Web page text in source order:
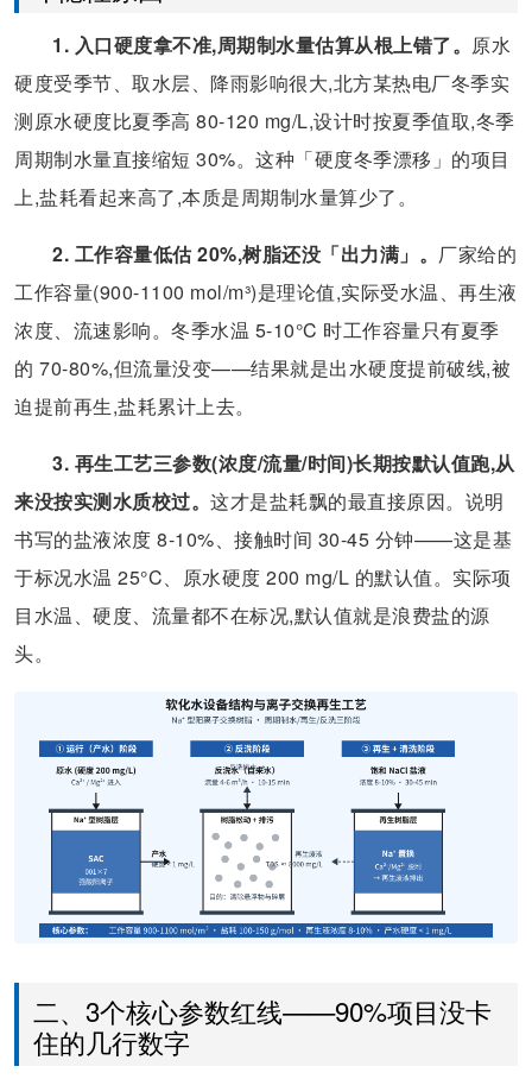
1. 入口硬度拿不准,周期制水量估算从根上错了。 原水
硬度受季节、取水层、降雨影响很大,北方某热电厂冬季实
测原水硬度比夏季高 80-120 mg/L,设计时按夏季值取,冬季
周期制水量直接缩短 30%。这种「硬度冬季漂移」的项目
上,盐耗看起来高了,本质是周期制水量算少了。
2. 工作容量低估 20%,树脂还没「出力满」。 厂家给的
工作容量(900-1100 mol/m³)是理论值,实际受水温、再生液
浓度、流速影响。冬季水温 5-10°C 时工作容量只有夏季
的 70-80%,但流量没变——结果就是出水硬度提前破线,被
迫提前再生,盐耗累计上去。
3. 再生工艺三参数(浓度/流量/时间)长期按默认值跑,从
来没按实测水质校过。 这才是盐耗飘的最直接原因。说明
书写的盐液浓度 8-10%、接触时间 30-45 分钟——这是基
于标况水温 25°C、原水硬度 200 mg/L 的默认值。实际项
目水温、硬度、流量都不在标况,默认值就是浪费盐的源
头。
二、3个核心参数红线——90%项目没卡
住的几行数字